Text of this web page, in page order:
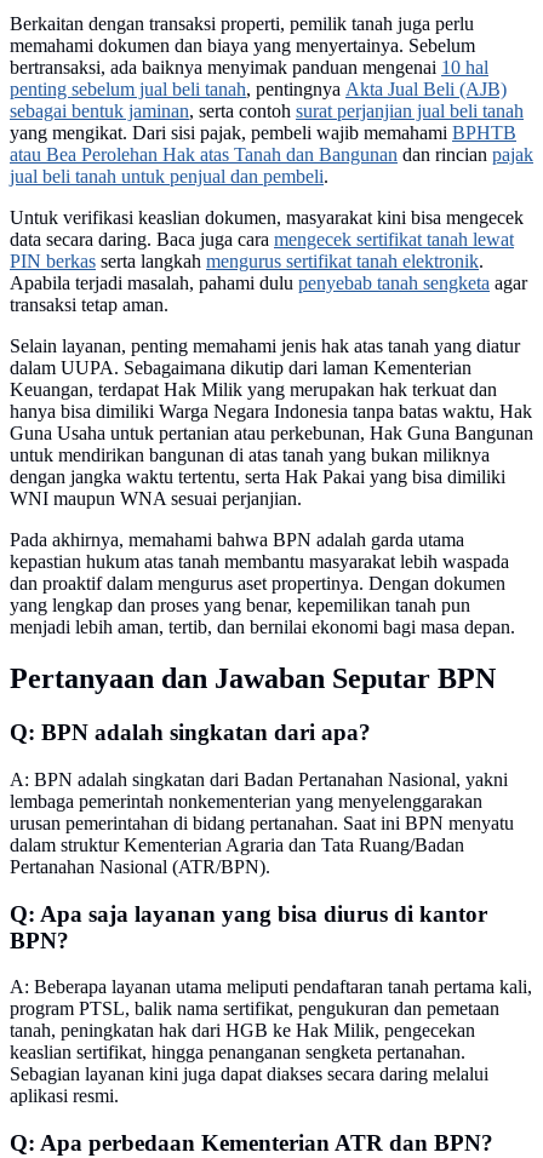
Berkaitan dengan transaksi properti, pemilik tanah juga perlu
memahami dokumen dan biaya yang menyertainya. Sebelum
bertransaksi, ada baiknya menyimak panduan mengenai 10 hal
penting sebelum jual beli tanah, pentingnya Akta Jual Beli (AJB)
sebagai bentuk jaminan, serta contoh surat perjanjian jual beli tanah
yang mengikat. Dari sisi pajak, pembeli wajib memahami BPHTB
atau Bea Perolehan Hak atas Tanah dan Bangunan dan rincian pajak
jual beli tanah untuk penjual dan pembeli.
Untuk verifikasi keaslian dokumen, masyarakat kini bisa mengecek
data secara daring. Baca juga cara mengecek sertifikat tanah lewat
PIN berkas serta langkah mengurus sertifikat tanah elektronik.
Apabila terjadi masalah, pahami dulu penyebab tanah sengketa agar
transaksi tetap aman.
Selain layanan, penting memahami jenis hak atas tanah yang diatur
dalam UUPA. Sebagaimana dikutip dari laman Kementerian
Keuangan, terdapat Hak Milik yang merupakan hak terkuat dan
hanya bisa dimiliki Warga Negara Indonesia tanpa batas waktu, Hak
Guna Usaha untuk pertanian atau perkebunan, Hak Guna Bangunan
untuk mendirikan bangunan di atas tanah yang bukan miliknya
dengan jangka waktu tertentu, serta Hak Pakai yang bisa dimiliki
WNI maupun WNA sesuai perjanjian.
Pada akhirnya, memahami bahwa BPN adalah garda utama
kepastian hukum atas tanah membantu masyarakat lebih waspada
dan proaktif dalam mengurus aset propertinya. Dengan dokumen
yang lengkap dan proses yang benar, kepemilikan tanah pun
menjadi lebih aman, tertib, dan bernilai ekonomi bagi masa depan.
Pertanyaan dan Jawaban Seputar BPN
Q: BPN adalah singkatan dari apa?
A: BPN adalah singkatan dari Badan Pertanahan Nasional, yakni
lembaga pemerintah nonkementerian yang menyelenggarakan
urusan pemerintahan di bidang pertanahan. Saat ini BPN menyatu
dalam struktur Kementerian Agraria dan Tata Ruang/Badan
Pertanahan Nasional (ATR/BPN).
Q: Apa saja layanan yang bisa diurus di kantor
BPN?
A: Beberapa layanan utama meliputi pendaftaran tanah pertama kali,
program PTSL, balik nama sertifikat, pengukuran dan pemetaan
tanah, peningkatan hak dari HGB ke Hak Milik, pengecekan
keaslian sertifikat, hingga penanganan sengketa pertanahan.
Sebagian layanan kini juga dapat diakses secara daring melalui
aplikasi resmi.
Q: Apa perbedaan Kementerian ATR dan BPN?